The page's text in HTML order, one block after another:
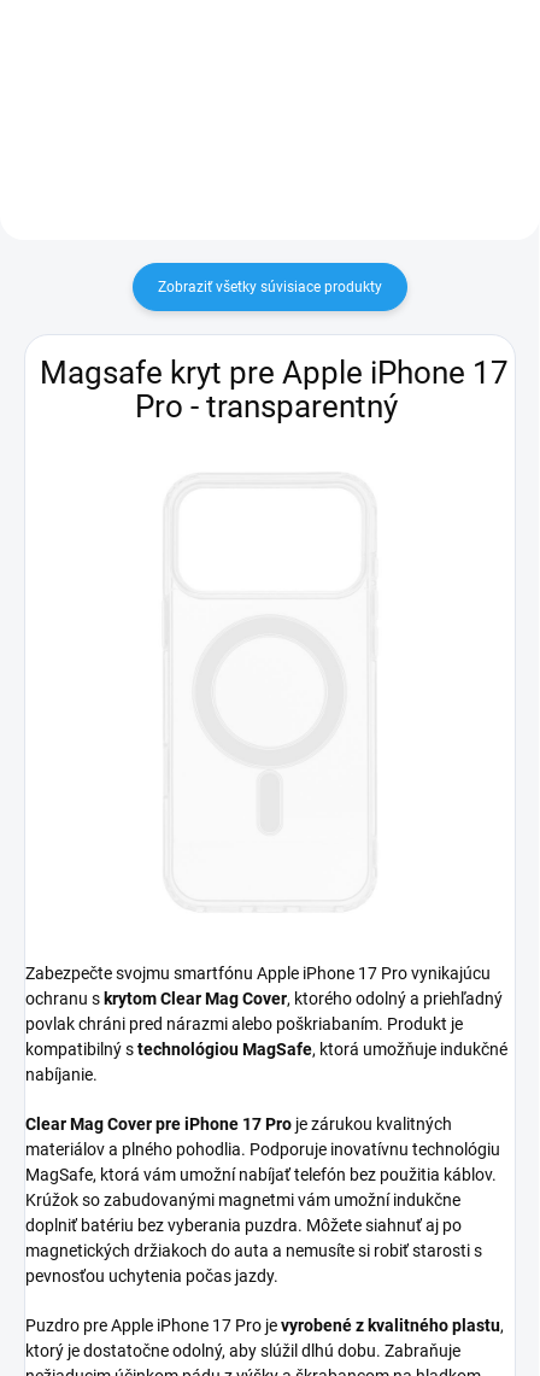
Zobraziť všetky súvisiace produkty
Magsafe kryt pre Apple iPhone 17
Pro - transparentný
Zabezpečte svojmu smartfónu Apple iPhone 17 Pro vynikajúcu
ochranu s krytom Clear Mag Cover, ktorého odolný a priehľadný
povlak chráni pred nárazmi alebo poškriabaním. Produkt je
kompatibilný stechnológiou MagSafe, ktorá umožňuje indukčné
nabíjanie.
Clear Mag Cover pre iPhone 17 Pro je zárukou kvalitných
materiálov a plného pohodlia. Podporuje inovatívnu technológiu
MagSafe, ktorá vám umožní nabíjať telefón bez použitia káblov.
Krúžok so zabudovanými magnetmi vám umožní indukčne
doplniť batériu bez vyberania puzdra. Môžete siahnuť aj po
magnetických držiakoch do auta a nemusíte si robiť starosti s
pevnosťou uchytenia počas jazdy.
Puzdro pre Apple iPhone 17 Pro jevyrobené z kvalitného plastu,
ktorý je dostatočne odolný, aby slúžil dlhú dobu. Zabraňuje